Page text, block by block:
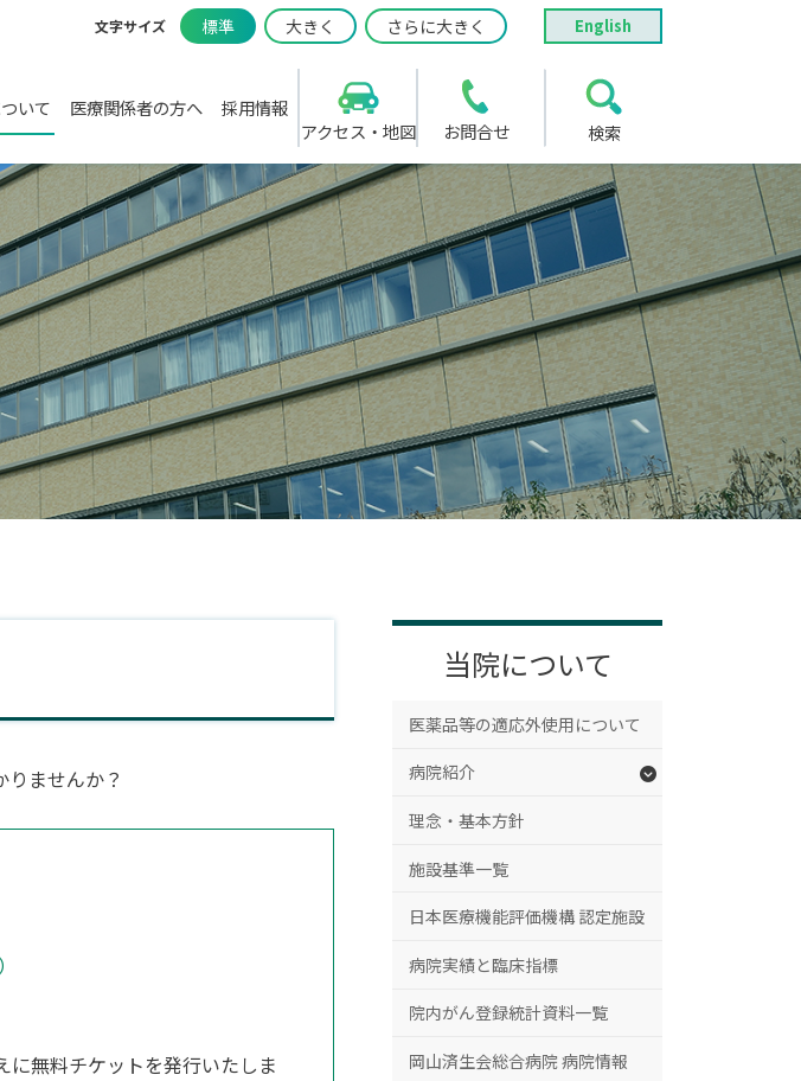
文字サイズ 標準 大きく さらに大きく English
検索
いて 医療関係者の方へ
採用情報
アクセス・地図
お問合せ
ませんか？
無料チケットを発行いたしま
当院について
医薬品等の適応外使用について
病院紹介
理念・基本方針
施設基準一覧
日本医療機能評価機構 認定施設
病院実績と臨床指標
院内がん登録統計資料一覧
岡山済生会総合病院 病院情報